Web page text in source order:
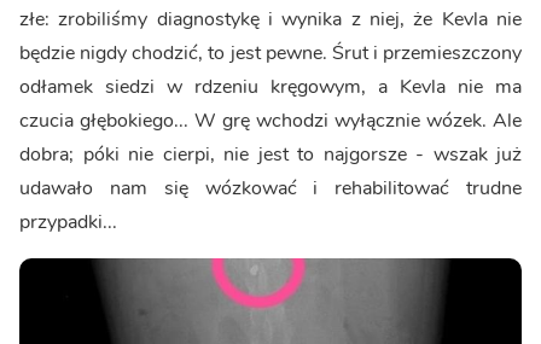
złe: zrobiliśmy diagnostykę i wynika z niej, że Kevla nie
będzie nigdy chodzić, to jest pewne. Śrut i przemieszczony
odłamek siedzi w rdzeniu kręgowym, a Kevla nie ma
czucia głębokiego... W grę wchodzi wyłącznie wózek. Ale
dobra; póki nie cierpi, nie jest to najgorsze - wszak już
udawało nam się wózkować i rehabilitować trudne
przypadki...